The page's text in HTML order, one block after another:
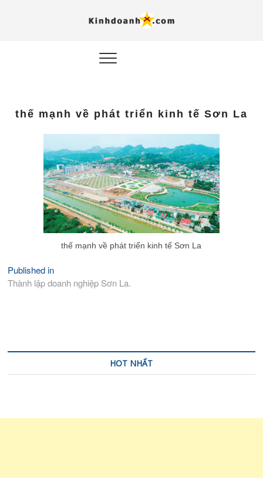
AI
thế mạnh về phát triển kinh tế Sơn La
thế mạnh về phát triển kinh tế Sơn La
Điều
hướng
Published in
Thành lập doanh nghiệp Sơn La.
HOT NHẤT